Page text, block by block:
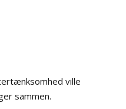
ville
sammen.